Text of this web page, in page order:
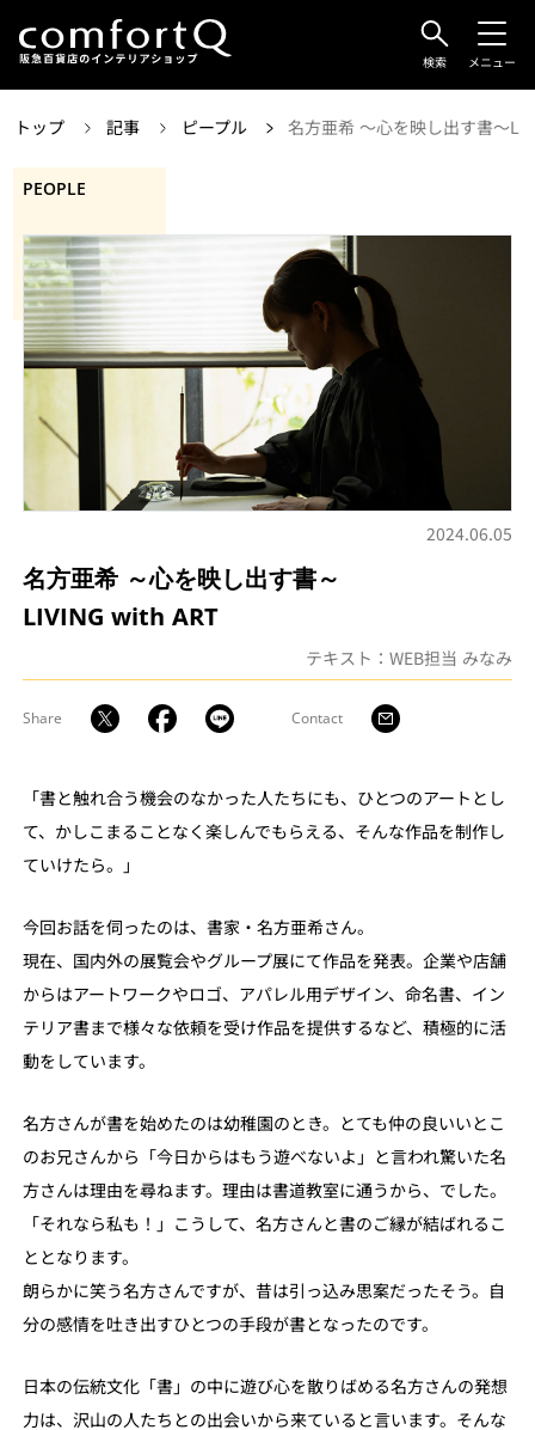
検索 メニュー
トップ 記事 ピープル 名方亜希 ～心を映し出す書～
PEOPLE
2024.06.05
名方亜希 ～心を映し出す書～
LIVING with ART
テキスト：WEB担当 みなみ
Share Contact
「書と触れ合う機会のなかった人たちにも、ひとつのアートとし
て、かしこまることなく楽しんでもらえる、そんな作品を制作し
ていけたら。」
今回お話を伺ったのは、書家・名方亜希さん。
現在、国内外の展覧会やグループ展にて作品を発表。企業や店舗
からはアートワークやロゴ、アパレル用デザイン、命名書、イン
テリア書まで様々な依頼を受け作品を提供するなど、積極的に活
動をしています。
名方さんが書を始めたのは幼稚園のとき。とても仲の良いいとこ
のお兄さんから「今日からはもう遊べないよ」と言われ驚いた名
方さんは理由を尋ねます。理由は書道教室に通うから、でした。
「それなら私も！」こうして、名方さんと書のご縁が結ばれるこ
ととなります。
朗らかに笑う名方さんですが、昔は引っ込み思案だったそう。自
分の感情を吐き出すひとつの手段が書となったのです。
日本の伝統文化「書」の中に遊び心を散りばめる名方さんの発想
力は、沢山の人たちとの出会いから来ていると言います。そんな